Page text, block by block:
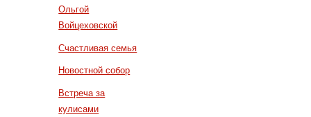
Ольгой
Войцеховской
Счастливая семья
Новостной собор
Встреча за
кулисами